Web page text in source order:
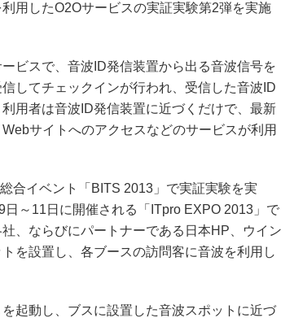
用したO2Oサービスの実証実験第2弾を実施
ビスで、音波ID発信装置から出る音波信号を
してチェックインが行われ、受信した音波ID
用者は音波ID発信装置に近づくだけで、最新
サイトへのアクセスなどのサービスが利用
合イベント「BITS 2013」で実証実験を実
～11日に開催される「ITpro EXPO 2013」で
、ならびにパートナーである日本HP、ウイン
を設置し、各ブースの訪問客に音波を利用し
起動し、ブスに設置した音波スポットに近づ